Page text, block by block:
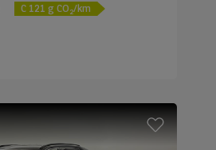
C 121 g CO2/km